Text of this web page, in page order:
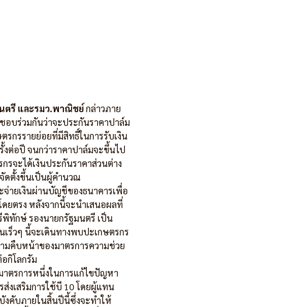
ตรี และรมว.พาณิชย์ กล่าวภาย
อบร่วมกันว่าจะประกันราคาปาล์ม
กรรายย่อยที่มีสิทธิ์ในการรับเงิน
งต่อปี จนกว่าราคาปาล์มจะขึ้นไป
รจะได้เงินประกันราคาส่วนต่าง
ดตั้งขึ้นเป็นผู้คำนวณ
ายเงินผ่านบัญชีของธนาคารเพื่อ
ยตรง หลังจากนี้จะนำเสนอผลที่
ทักษ์ รองนายกรัฐมนตรี เป็น
ร็วๆ นี้จะเดินทางพบปะเกษตรกร
มคืบหน้าของมาตรการความช่วย
กิโลกรัม
าตรการหนึ่งในการแก้ไขปัญหา
งเสริมการใช้บี 10 โดยผู้แทน
งคับภายในสิ้นปีนี้ซึ่งจะทำให้